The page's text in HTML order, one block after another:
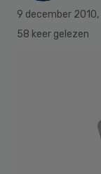
9 december 2010,
58 keer gelezen